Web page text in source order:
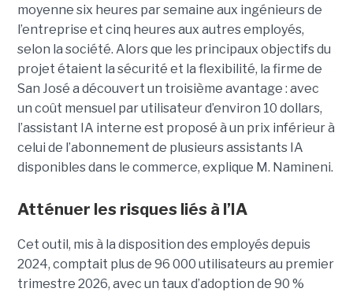
moyenne six heures par semaine aux ingénieurs de
l’entreprise et cinq heures aux autres employés,
selon la société. Alors que les principaux objectifs du
projet étaient la sécurité et la flexibilité, la firme de
San José a découvert un troisième avantage : avec
un coût mensuel par utilisateur d’environ 10 dollars,
l’assistant IA interne est proposé à un prix inférieur à
celui de l’abonnement de plusieurs assistants IA
disponibles dans le commerce, explique M. Namineni.
Atténuer les risques liés à l’IA
Cet outil, mis à la disposition des employés depuis
2024, comptait plus de 96 000 utilisateurs au premier
trimestre 2026, avec un taux d’adoption de 90 %